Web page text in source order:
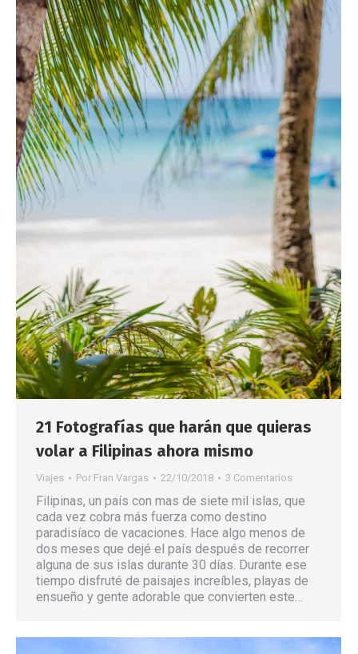
21 Fotografías que harán que quieras
volar a Filipinas ahora mismo
Viajes Por Fran Vargas 22/10/2018 3 Comentarios
Filipinas, un país con mas de siete mil islas, que
cada vez cobra más fuerza como destino
paradisíaco de vacaciones. Hace algo menos de
dos meses que dejé el país después de recorrer
alguna de sus islas durante 30 días. Durante ese
tiempo disfruté de paisajes increíbles, playas de
ensueño y gente adorable que convierten este…